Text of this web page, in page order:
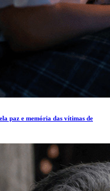
paz e memória das vítimas de